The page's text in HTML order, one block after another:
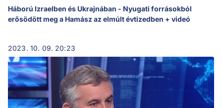
Háború Izraelben és Ukrajnában - Nyugati forrásokból
erősödött meg a Hamász az elmúlt évtizedben + videó
2023. 10. 09. 20:23